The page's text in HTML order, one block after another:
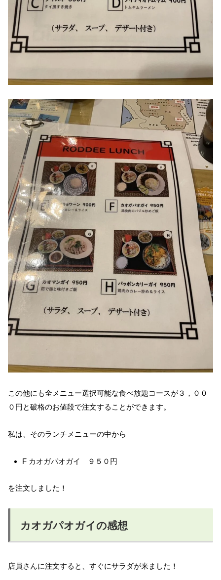
この他にも全メニュー選択可能な食べ放題コースが３，００
０円と破格のお値段で注文することができます。
私は、そのランチメニューの中から
F カオガパオガイ ９５０円
を注文しました！
カオガパオガイの感想
店員さんに注文すると、すぐにサラダが来ました！